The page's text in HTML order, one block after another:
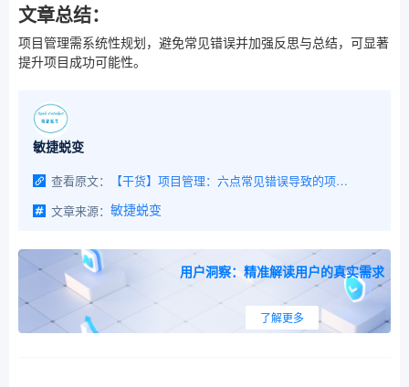
文章总结：
项目管理需系统性规划，避免常见错误并加强反思与总结，可显著
提升项目成功可能性。
敏捷蜕变
查看原文：
【干货】项目管理：六点常见错误导致的项目失败
文章来源： 敏捷蜕变
用户洞察：精准解读用户的真实需求
了解更多